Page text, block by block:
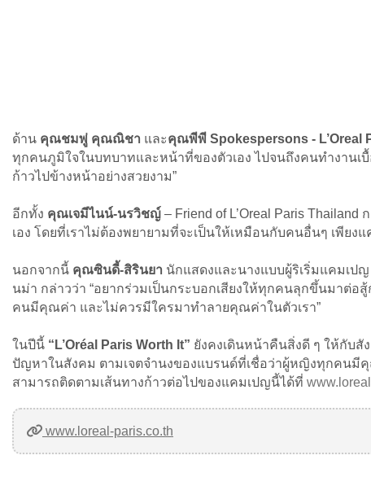
ด้าน คุณชมพู่ คุณณิชา และคุณพีพี Spokespersons - L’Oreal
ทุกคนภูมิใจในบทบาทและหน้าที่ของตัวเอง ไปจนถึงคนทำงานเ
ก้าวไปข้างหน้าอย่างสวยงาม”
อีกทั้ง คุณเจมีไนน์-นรวิชญ์ – Friend of L’Oreal Paris
เอง โดยที่เราไม่ต้องพยายามที่จะเป็นให้เหมือนกับคนอื่นๆ เพียง
นอกจากนี้ คุณซินดี้-สิรินยา นักแสดงและนางแบบผู้ริเริ่มแคมเปญ
นม่า กล่าวว่า “อยากร่วมเป็นกระบอกเสียงให้ทุกคนลุกขึ้นมาต่
คนมีคุณค่า และไม่ควรมีใครมาทำลายคุณค่าในตัวเรา”
ในปีนี้ “L’Oréal Paris Worth It” ยังคงเดินหน้าคืนสิ่งดี ๆ ให้กับ
ปัญหาในสังคม ตามเจตจำนงของแบรนด์ที่เชื่อว่าผู้หญิงทุกคนมี
สามารถติดตามเส้นทางก้าวต่อไปของแคมเปญนี้ได้ที่
www.loreal-paris.co.th